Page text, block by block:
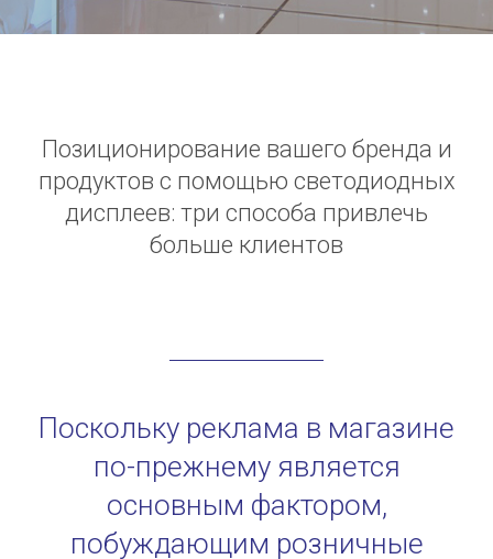
Позиционирование вашего бренда и
продуктов с помощью светодиодных
дисплеев: три способа привлечь
больше клиентов
Поскольку реклама в магазине
по-прежнему является
основным фактором,
побуждающим розничные